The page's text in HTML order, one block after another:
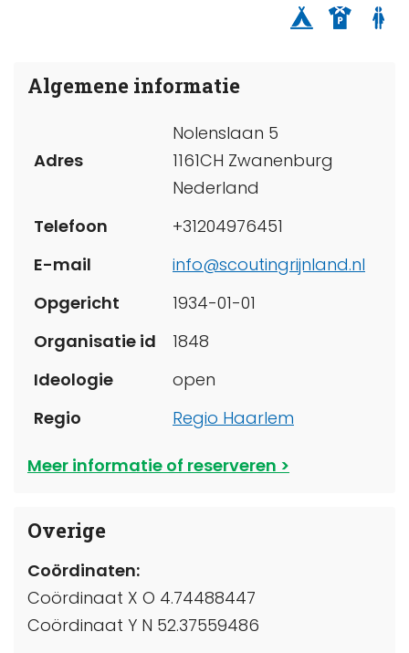
Algemene informatie
Adres
Nolenslaan 5
1161CH Zwanenburg
Nederland
Telefoon
+31204976451
E-mail
info@scoutingrijnland.nl
Opgericht
1934-01-01
Organisatie id
1848
Ideologie
open
Regio
Regio Haarlem
Meer informatie of reserveren
Overige
Coördinaten:
Coördinaat X O 4.74488447
Coördinaat Y N 52.37559486